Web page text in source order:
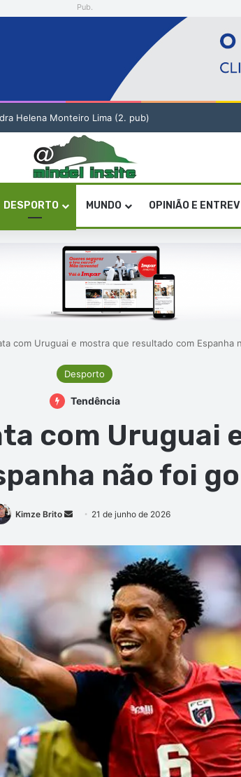
Pub.
Administração Pública
DESPORTO MUNDO OPINIÃO E
com Uruguai e mostra que resultado com Espanha
Desporto
Tendência
com Uruguai
não foi
Kimze Brito
Mande
e-
21 de junho de 2026